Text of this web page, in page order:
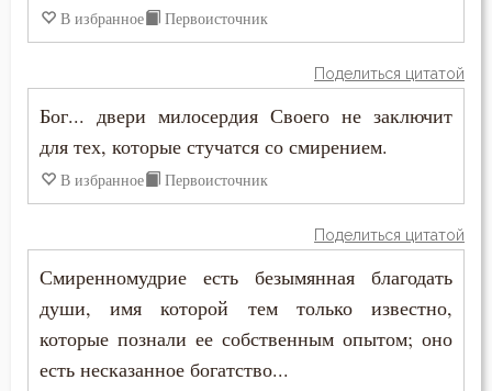
Тело
Тщеславие
Уединение
Ум
Унижение
Уныние
В избранное Первоисточник
Поделиться цитатой
Бог... двери милосердия Своего не заключит
для тех, которые стучатся со смирением.
В избранное Первоисточник
Поделиться цитатой
Смиренномудрие есть безымянная благодать
души, имя которой тем только известно,
которые познали ее собственным опытом; оно
есть несказанное богатство...